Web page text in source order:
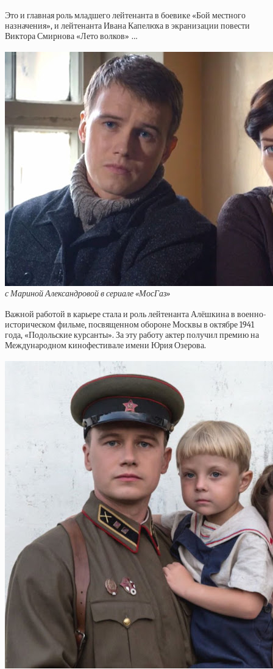
Это и главная роль младшего лейтенанта в боевике «Бой местного
назначения», и лейтенанта Ивана Капелюха в экранизации повести
Виктора Смирнова «Лето волков» …
с Мариной Александровой в сериале «МосГаз»
Важной работой в карьере стала и роль лейтенанта Алёшкина в военно-
историческом фильме, посвященном обороне Москвы в октябре 1941
года, «Подольские курсанты». За эту работу актер получил премию на
Международном кинофестивале имени Юрия Озерова.